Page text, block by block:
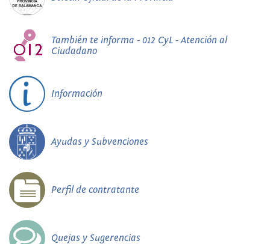
También te informa - 012 CyL - Atención al
Ciudadano
Información
Ayudas y Subvenciones
Perfil de contratante
Quejas y Sugerencias